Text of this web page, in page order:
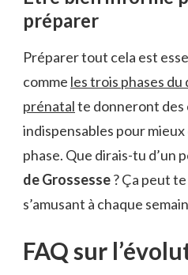
préparer
Préparer tout cela est
comme les trois phases
prénatalte donneront des
indispensables pour
phase. Que dirais-tu d’un
de Grossesse? Ça peut
s’amusant à chaque
FAQ sur